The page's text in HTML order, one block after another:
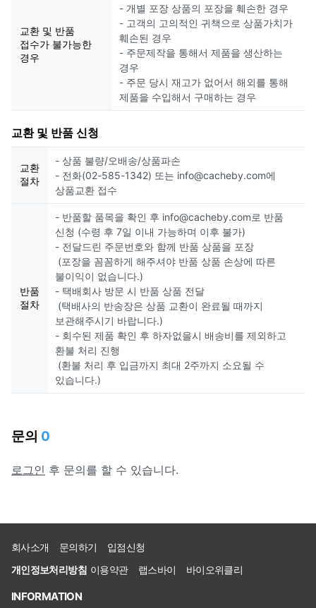
교환 및 반품
접수가 불가능한
경우
- 개별 포장 상품의 포장을 훼손한 경우
- 고객의 고의적인 귀책으로 상품가치가
훼손된 경우
- 주문제작을 통해서 제품을 생산하는
경우
- 주문 당시 재고가 없어서 해외를 통해
제품을 수입해서 구매하는 경우
교환 및 반품 신청
교환
절차
- 상품 불량/오배송/상품파손
- 전화(02-585-1342) 또는 info@cacheby.com에
상품교환 접수
반품
절차
- 반품할 품목을 확인 후 info@cacheby.com로 반품
신청 (수령 후 7일 이내 가능하며 이후 불가)
- 전달드린 주문번호와 함께 반품 상품을 포장
(포장을 꼼꼼하게 해주셔야 반품 상품 손상에 따른
불이익이 없습니다.)
- 택배회사 방문 시 반품 상품 전달
(택배사의 반송장은 상품 교환이 완료될 때까지
보관해주시기 바랍니다.)
- 회수된 제품 확인 후 하자없을시 배송비를 제외하고
환불 처리 진행
(환불 처리 후 입금까지 최대 2주까지 소요될 수
있습니다.)
문의 0
로그인 후 문의를 할 수 있습니다.
회사소개 문의하기
입점신청
개인정보처리방침 이용약관 랩스바이 바이오위클리
INFORMATION